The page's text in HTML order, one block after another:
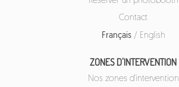
Contact
Français/ English
ZONES D'INTERVENTION
Nos zones d'intervention